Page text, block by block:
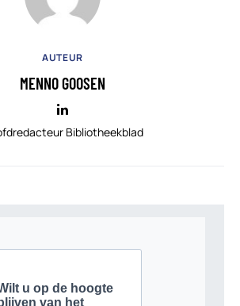
AUTEUR
MENNO GOOSEN
Bibliotheekblad